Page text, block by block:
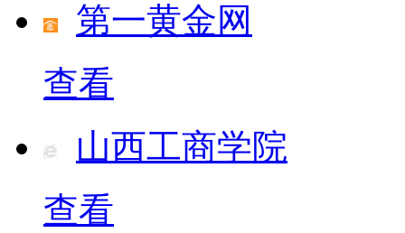
第一黄金网
查看
山西工商学院
查看